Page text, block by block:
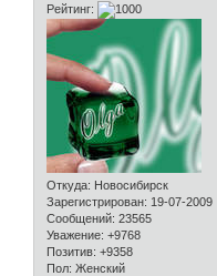
Рейтинг:
Откуда: Новосибирск
Зарегистрирован: 19-07-2009
Сообщений: 23565
Уважение: +9768
Позитив: +9358
Пол: Женский